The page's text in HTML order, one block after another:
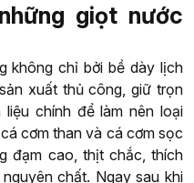
giọt nước
không chỉ bởi bề dày lịch
xuất thủ công, giữ trọn
chính để làm nên loại
cơm than và cá cơm sọc
đạm cao, thịt chắc, thích
chất. Ngay sau khi